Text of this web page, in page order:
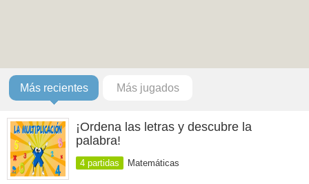
Más recientes Más jugados
¡Ordena las letras y descubre la
palabra!
4 partidas Matemáticas